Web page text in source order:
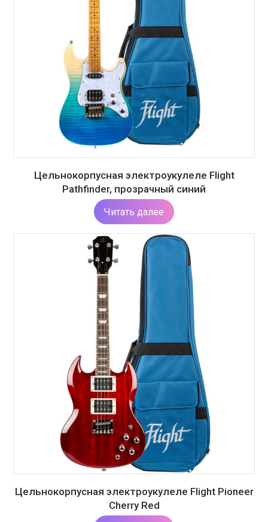
Цельнокорпусная электроукулеле Flight
Pathfinder, прозрачный синий
Читать далее
Цельнокорпусная электроукулеле Flight Pioneer
Cherry Red